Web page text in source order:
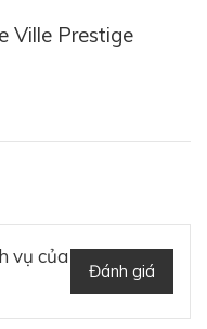
các nhà chế tác
những viên kim
mốc định giờ. Kim
trọng, những chữ
quyến rũ.
Ville Prestige
vụ của
Đánh giá